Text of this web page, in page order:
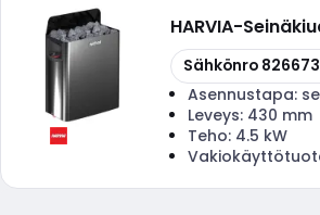
HARVIA-
Kopioi
Sähkönro
Asennustapa:
Leveys: 430 mm
Teho: 4.5 kW